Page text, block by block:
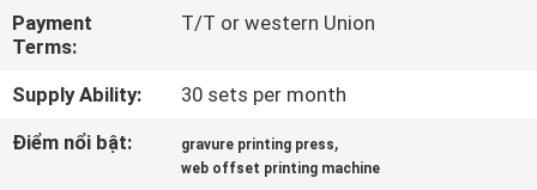
THAM
QUAN
NHÀ
MÁY
Payment
Terms:
T/T or western Union
Supply Ability:
30 sets per month
Điểm nổi bật:
gravure printing press,
web offset printing machine